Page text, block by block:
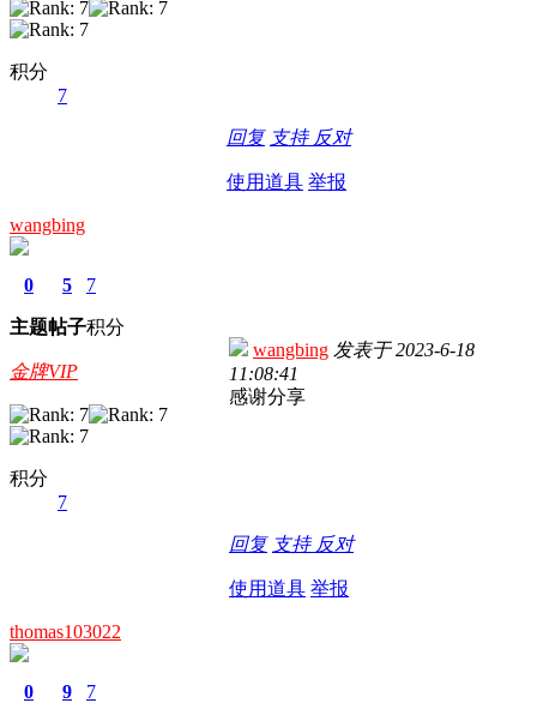
积分
7
回复 支持 反对
使用道具 举报
wangbing
0
主题
5
帖子
7
积分
金牌VIP
积分
7
wangbing 发表于2023-6-18
11:08:41
感谢分享
回复 支持 反对
使用道具 举报
thomas103022
0 9 7